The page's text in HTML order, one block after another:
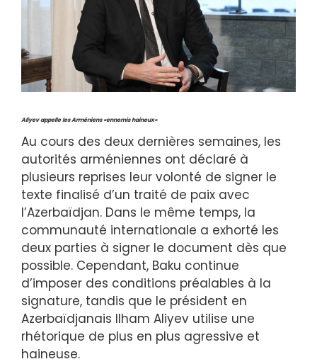
Aliyev appelle les Arméniens «ennemis haineux»
Au cours des deux dernières semaines, les
autorités arméniennes ont déclaré à
plusieurs reprises leur volonté de signer le
texte finalisé d’un traité de paix avec
l’Azerbaïdjan. Dans le même temps, la
communauté internationale a exhorté les
deux parties à signer le document dès que
possible. Cependant, Baku continue
d’imposer des conditions préalables à la
signature, tandis que le président en
Azerbaïdjanais Ilham Aliyev utilise une
rhétorique de plus en plus agressive et
haineuse.